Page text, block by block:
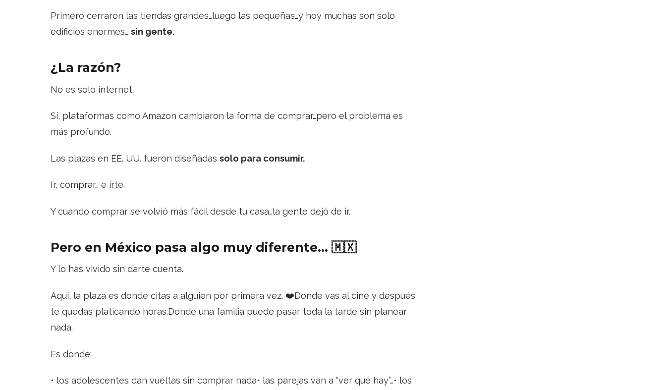
Primero cerraron las tiendas grandes…luego las pequeñas…y hoy muchas son solo
edificios enormes… sin gente.
¿La razón?
No es solo internet.
Sí, plataformas como Amazon cambiaron la forma de comprar…pero el problema es
más profundo.
Las plazas en EE. UU. fueron diseñadas solo para consumir.
Ir, comprar… e irte.
Y cuando comprar se volvió más fácil desde tu casa…la gente dejó de ir.
Pero en México pasa algo muy diferente… 🇲🇽
Y lo has vivido sin darte cuenta.
Aquí, la plaza es donde citas a alguien por primera vez. ❤️Donde vas al cine y después
te quedas platicando horas.Donde una familia puede pasar toda la tarde sin planear
nada.
Es donde:
• los adolescentes dan vueltas sin comprar nada• las parejas van a “ver qué hay”…• los